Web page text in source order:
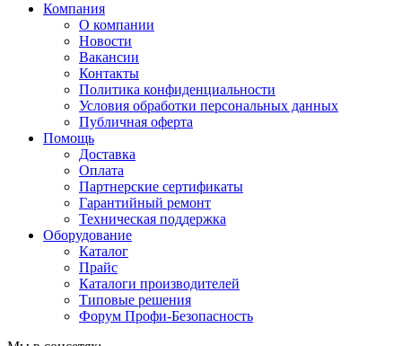
Компания
О компании
Новости
Вакансии
Контакты
Политика конфиденциальности
Условия обработки персональных данных
Публичная оферта
Помощь
Доставка
Оплата
Партнерские сертификаты
Гарантийный ремонт
Техническая поддержка
Оборудование
Каталог
Прайс
Каталоги производителей
Типовые решения
Форум Профи-Безопасность